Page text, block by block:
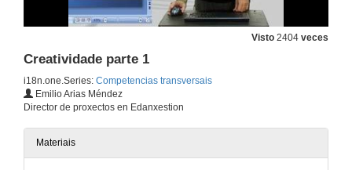
Visto 2404 veces
Creatividade parte 1
i18n.one.Series: Competencias transversais
Emilio Arias Méndez
Director de proxectos en Edanxestion
Materiais
14 de dec. de 2011
14 de dec. de 2011